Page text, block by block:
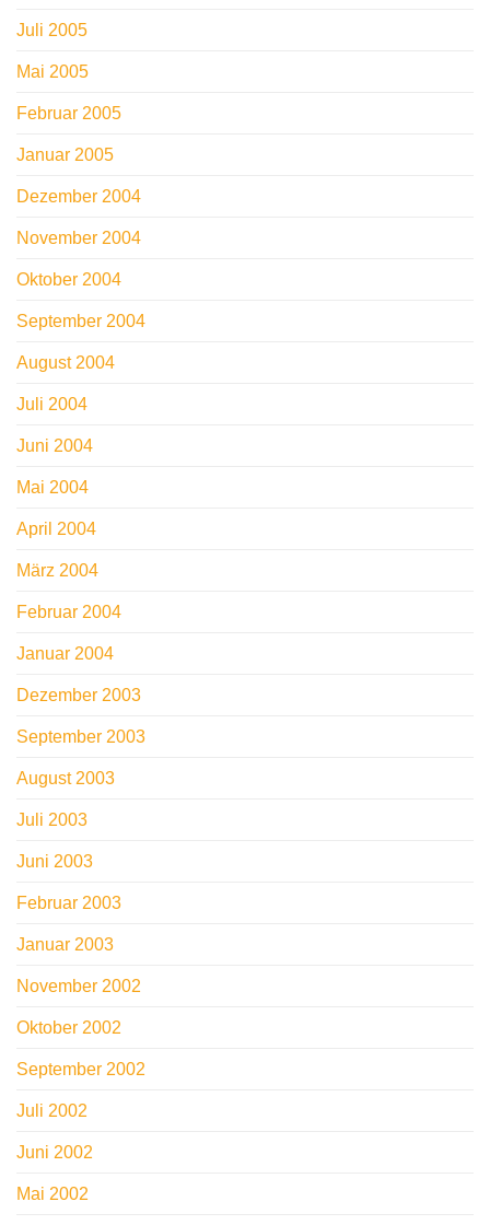
Juli 2005
Mai 2005
Februar 2005
Januar 2005
Dezember 2004
November 2004
Oktober 2004
September 2004
August 2004
Juli 2004
Juni 2004
Mai 2004
April 2004
März 2004
Februar 2004
Januar 2004
Dezember 2003
September 2003
August 2003
Juli 2003
Juni 2003
Februar 2003
Januar 2003
November 2002
Oktober 2002
September 2002
Juli 2002
Juni 2002
Mai 2002